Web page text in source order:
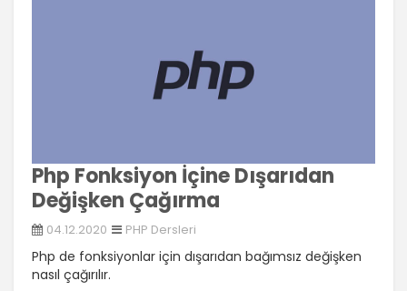
Php Fonksiyon İçine Dışarıdan
Değişken Çağırma
04.12.2020 PHP Dersleri
Php de fonksiyonlar için dışarıdan bağımsız değişken
nasıl çağırılır.